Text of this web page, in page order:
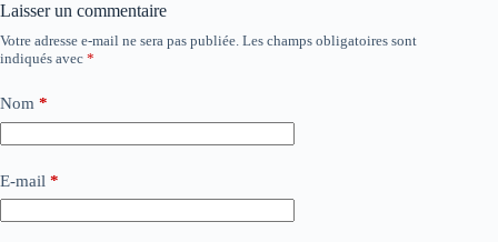
Laisser un commentaire
Votre adresse e-mail ne sera pas publiée. Les champs obligatoires sont
indiqués avec *
Nom *
E-mail *